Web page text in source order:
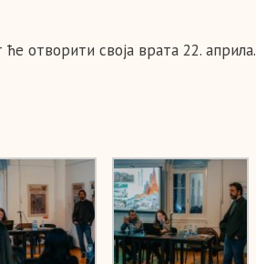
отворити своја врата 22. априла.